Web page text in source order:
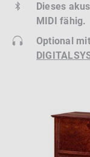
Dieses
MIDI fähig.
Optional